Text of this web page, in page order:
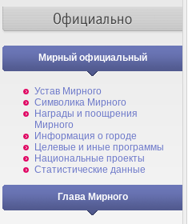
Мирный официальный
Устав Мирного
Символика Мирного
Награды и поощрения
Мирного
Информация о городе
Целевые и иные программы
Национальные проекты
Статистические данные
Глава Мирного